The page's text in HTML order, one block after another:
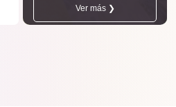
Ver más ❯